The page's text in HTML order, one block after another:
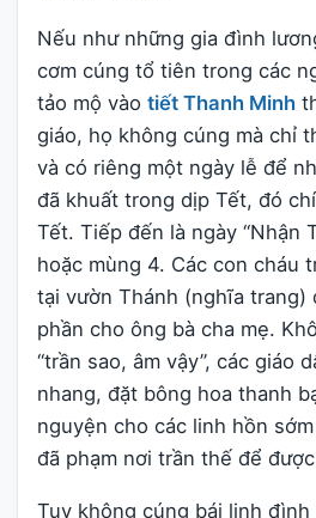
Nếu như những gia đình
cơm cúng tổ tiên trong các
tảo mộ vào tiết Thanh Minh
giáo, họ không cúng mà chỉ
và có riêng một ngày lễ để
đã khuất trong dịp Tết, đó
Tết. Tiếp đến là ngày “Nhận
hoặc mùng 4. Các con cháu
tại vườn Thánh (nghĩa trang)
phần cho ông bà cha mẹ.
“trần sao, âm vậy”, các giáo
nhang, đặt bông hoa thanh
nguyện cho các linh hồn
đã phạm nơi trần thế để
Tuy không cúng bái linh